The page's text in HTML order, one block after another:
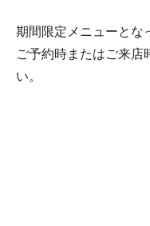
期間限定メニューとな
ご予約時またはご来店
い。